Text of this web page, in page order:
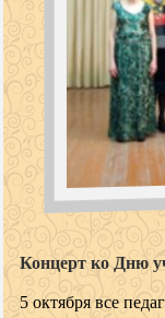
Концерт ко Дню
5 октября все